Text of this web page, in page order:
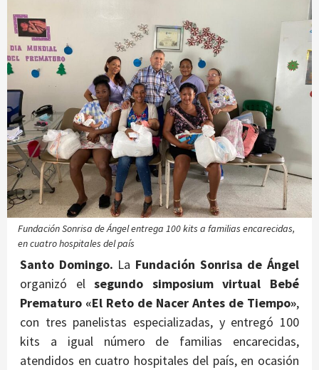
Fundación Sonrisa de Ángel entrega 100 kits a familias encarecidas,
en cuatro hospitales del país
Santo Domingo. La Fundación Sonrisa de Ángel
organizó elsegundo simposium virtual Bebé
Prematuro «El Reto de Nacer Antes de Tiempo»,
con tres panelistas especializadas, y entregó 100
kits a igual número de familias encarecidas,
atendidos en cuatro hospitales del país, en ocasión